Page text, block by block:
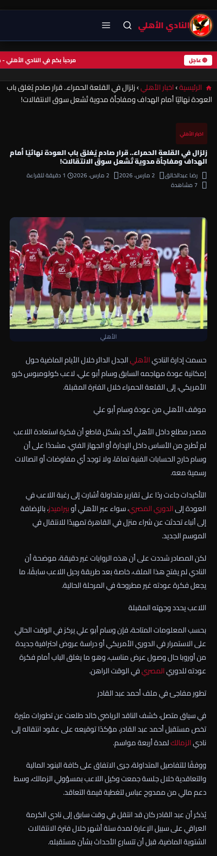
النادي الأهلي
🔴 عاجل مرحباً بكم في النادي
الرئيسية›اخبار الأهلي›زلزال في القلعة الحمراء.. قرار صادم يُغلق باب
العودة نهائيًا أمام الهداف ومفاجأة مدوية تُشعل سوق الانتقالات!
اخبار الأهلي
زلزال في القلعة الحمراء.. قرار صادم يُغلق باب العودة نهائيًا أمام
الهداف ومفاجأة مدوية تُشعل سوق الانتقالات!
رضا عبدالخالق 2 مارس، 2026 2 مارس، 2026
1 دقيقة للقراءة
7 مشاهدة
الأهلي
حسمت إدارة الناديالأهليالجدل الدائر خلال الأيام الماضية حول
إمكانية عودة مهاجمه السابق وسام أبو علي، لاعب كولومبوس كرو
الأمريكي، إلى القلعة الحمراء خلال الفترة المقبلة.
موقف الأهلي من عودة وسام أبو علي
مصدر مطلع داخل الأهلي أكد بشكل قاطع أن فكرة استعادة اللاعب
لم تُطرح من الأساس داخل الإدارة أو الجهاز الفني، مشددًا على أن
وسام خارج الحسابات الفنية تمامًا، ولا توجد أي مفاوضات أو اتصالات
رسمية معه.
التأكيدات جاءت ردًا على تقارير متداولة أشارت إلى رغبة اللاعب في
العودة إلىالدوري المصري، سواء عبر الأهلي أوبيراميدز، بالإضافة
إلى أنباء تحدثت عن شراء منزل في القاهرة تمهيدًا للانتقال في
الموسم الجديد.
لكن المصادر شددت على أن هذه الروايات غير دقيقة، موضحة أن
النادي لم يفتح هذا الملف، خاصة بعد طريقة رحيل اللاعب سابقًا، ما
يجعل فكرة عودته غير مطروحة في المرحلة الحالية.
اللاعب يحدد وجهته المقبلة
بحسب المعلومات المتاحة، فإن وسام أبو علي يركز في الوقت الحالي
على الاستمرار في الدوري الأمريكي أو دراسة عروض احترافية جديدة
من أوروبا حال وصول عرض مناسب، وهو ما يغلق الباب أمام فكرة
عودته للدوريالمصريفي الوقت الراهن.
تطور مفاجئ في ملف أحمد عبد القادر
في سياق متصل، كشف الناقد الرياضي خالد طلعت عن تطورات مثيرة
تخص مستقبل أحمد عبد القادر، مؤكدًا توقيعه على عقود انتقاله إلى
ناديالزمالكلمدة أربعة مواسم.
ووفقًا للتفاصيل المتداولة، جرى الاتفاق على كافة البنود المالية
والتعاقدية خلال جلسة جمعت وكيل اللاعب بمسؤولي الزمالك، وسط
دعم مالي من ممدوح عباس لتغطية قيمة التعاقد.
يُذكر أن عبد القادر كان قد انتقل في وقت سابق إلى نادي الكرمة
العراقي على سبيل الإعارة لمدة ستة أشهر خلال فترة الانتقالات
الشتوية الماضية، قبل أن تتسارع الأحداث بشأن مستقبله.